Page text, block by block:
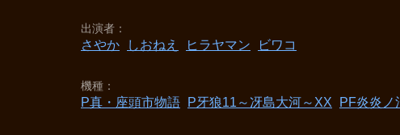
出演者
さやか しおねえ ヒラヤマン ビワコ
機種
P真・座頭市物語 P牙狼11～冴島大河～XX PF炎炎ノ